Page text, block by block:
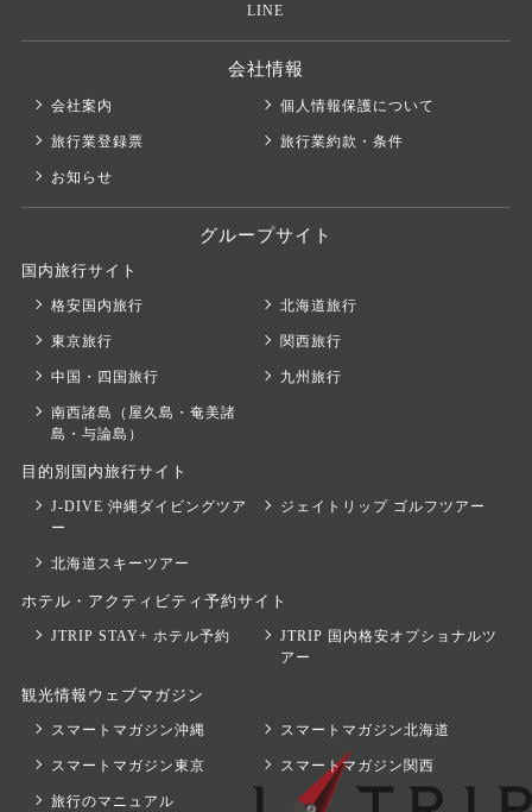
LINE
会社情報
会社案内 個人情報保護について
旅行業登録票 旅行業約款・条件
お知らせ
グループサイト
国内旅行サイト
格安国内旅行 北海道旅行
東京旅行 関西旅行
中国・四国旅行 九州旅行
南西諸島（屋久島・奄美諸
島・与論島）
目的別国内旅行サイト
J-DIVE 沖縄ダイビングツア
ー
ジェイトリップ ゴルフツアー
北海道スキーツアー
ホテル・アクティビティ予約サイト
JTRIP STAY+ ホテル予約
JTRIP 国内格安オプショナルツ
アー
観光情報ウェブマガジン
スマートマガジン沖縄 スマートマガジン北海道
スマートマガジン東京 スマートマガジン関西
旅行のマニュアル